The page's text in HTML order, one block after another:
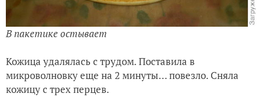
В пакетике остывает
Кожица удалялась с трудом. Поставила в
микроволновку еще на 2 минуты… повезло. Сняла
кожицу с трех перцев.